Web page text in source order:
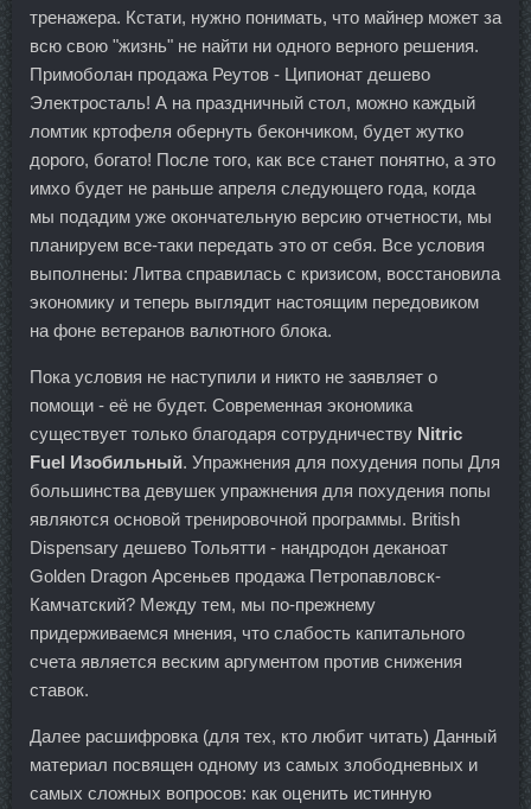
тренажера. Кстати, нужно понимать, что майнер может за
всю свою "жизнь" не найти ни одного верного решения.
Примоболан продажа Реутов - Ципионат дешево
Электросталь! А на праздничный стол, можно каждый
ломтик кртофеля обернуть бекончиком, будет жутко
дорого, богато! После того, как все станет понятно, а это
имхо будет не раньше апреля следующего года, когда
мы подадим уже окончательную версию отчетности, мы
планируем все-таки передать это от себя. Все условия
выполнены: Литва справилась с кризисом, восстановила
экономику и теперь выглядит настоящим передовиком
на фоне ветеранов валютного блока.
Пока условия не наступили и никто не заявляет о
помощи - её не будет. Современная экономика
существует только благодаря сотрудничеству Nitric
Fuel Изобильный. Упражнения для похудения попы Для
большинства девушек упражнения для похудения попы
являются основой тренировочной программы. British
Dispensary дешево Тольятти - нандродон деканоат
Golden Dragon Арсеньев продажа Петропавловск-
Камчатский? Между тем, мы по-прежнему
придерживаемся мнения, что слабость капитального
счета является веским аргументом против снижения
ставок.
Далее расшифровка (для тех, кто любит читать) Данный
материал посвящен одному из самых злободневных и
самых сложных вопросов: как оценить истинную